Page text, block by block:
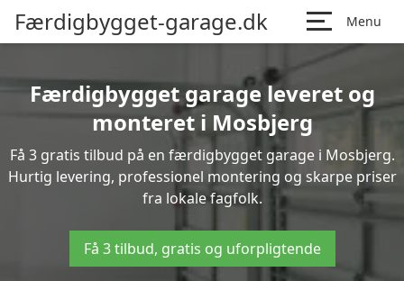
Færdigbygget-garage.dk Menu
Færdigbygget garage leveret og
monteret i Mosbjerg
Få 3 gratis tilbud på en færdigbygget garage i Mosbjerg.
Hurtig levering, professionel montering og skarpe priser
fra lokale fagfolk.
Få 3 tilbud, gratis og uforpligtende